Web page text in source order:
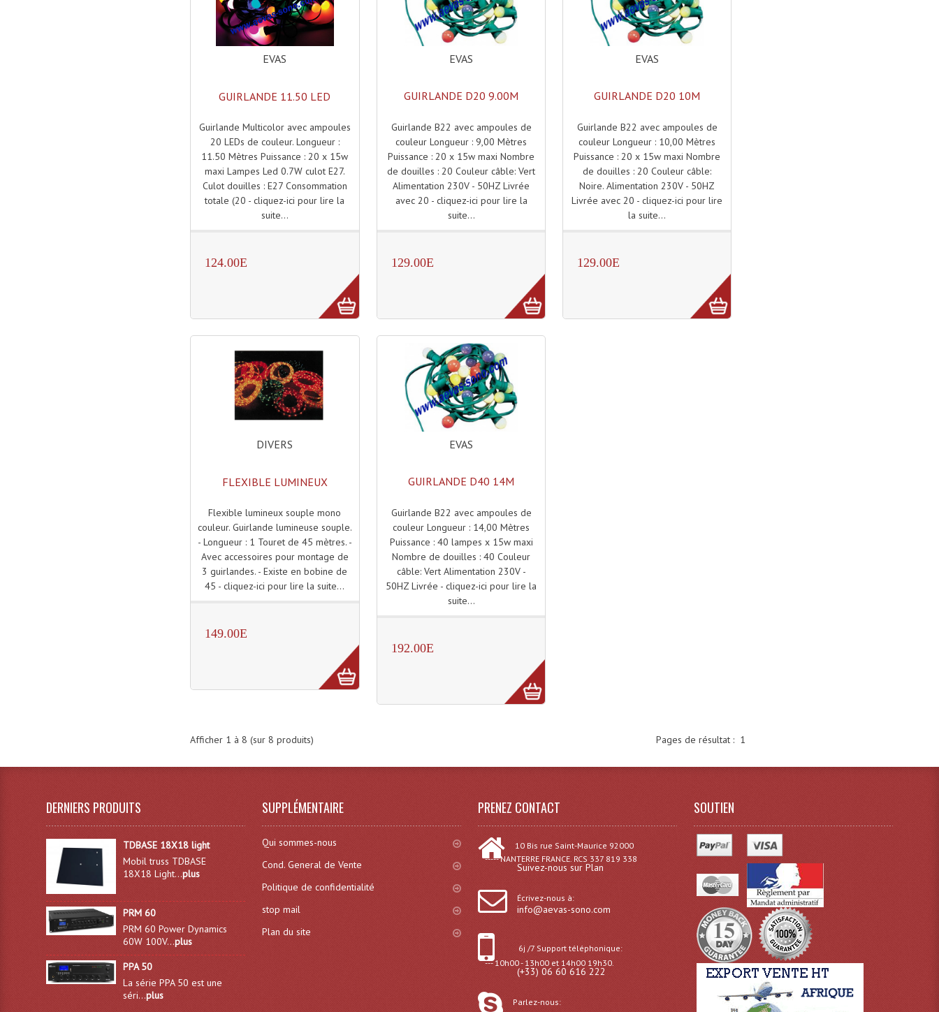
EVAS
GUIRLANDE 11.50 LED
Guirlande Multicolor avec ampoules
20 LEDs de couleur. Longueur :
11.50 Mètres Puissance : 20 x 15w
maxi Lampes Led 0.7W culot E27.
Culot douilles : E27 Consommation
totale (20 - cliquez-ici pour lire la
suite...
124.00E
EVAS
GUIRLANDE D20 9.00M
Guirlande B22 avec ampoules de
couleur Longueur : 9,00 Mètres
Puissance : 20 x 15w maxi Nombre
de douilles : 20 Couleur câble: Vert
Alimentation 230V - 50HZ Livrée
avec 20 - cliquez-ici pour lire la
suite...
129.00E
EVAS
GUIRLANDE D20 10M
Guirlande B22 avec ampoules de
couleur Longueur : 10,00 Mètres
Puissance : 20 x 15w maxi Nombre
de douilles : 20 Couleur câble:
Noire. Alimentation 230V - 50HZ
Livrée avec 20 - cliquez-ici pour lire
la suite...
129.00E
DIVERS
FLEXIBLE LUMINEUX
Flexible lumineux souple mono
couleur. Guirlande lumineuse souple.
- Longueur : 1 Touret de 45 mètres. -
Avec accessoires pour montage de
3 guirlandes. - Existe en bobine de
45 - cliquez-ici pour lire la suite...
149.00E
EVAS
GUIRLANDE D40 14M
Guirlande B22 avec ampoules de
couleur Longueur : 14,00 Mètres
Puissance : 40 lampes x 15w maxi
Nombre de douilles : 40 Couleur
câble: Vert Alimentation 230V -
50HZ Livrée - cliquez-ici pour lire la
suite...
192.00E
Pages de résultat : 1
Afficher 1 à 8 (sur 8 produits)
DERNIERS PRODUITS
TDBASE 18X18 light
Mobil truss TDBASE
18X18 Light...plus
PRM 60
PRM 60 Power Dynamics
60W 100V...plus
PPA 50
La série PPA 50 est une
séri...plus
SUPPLÉMENTAIRE
Qui sommes-nous
Cond. General de Vente
Politique de confidentialité
stop mail
Plan du site
PRENEZ CONTACT
10 Bis rue Saint-Maurice 92000
----- NANTERRE FRANCE. RCS 337 819 338
Suivez-nous sur Plan
Écrivez-nous à:
info@aevas-sono.com
6j /7 Support téléphonique:
--- 10h00 - 13h00 et 14h00 19h30.
(+33) 06 60 616 222
Parlez-nous:
SOUTIEN